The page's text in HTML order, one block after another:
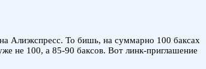
Алиэкспресс. То бишь, на суммарно 100 баксах
не 100, а 85-90 баксов. Вот линк-приглашение